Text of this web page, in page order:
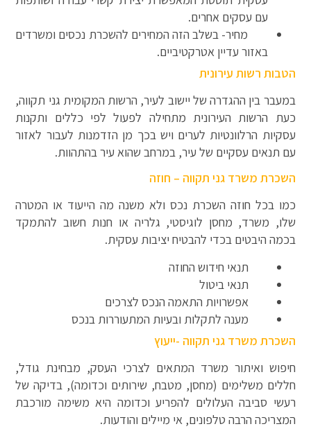
עם עסקים אחרים.
מחיר- בשלב הזה המחירים להשכרת נכסים ומשרדים
באזור עדיין אטרקטיביים.
הטבות רשות עירונית
במעבר בין ההגדרה של יישוב לעיר, הרשות המקומית גני תקווה,
כעת הרשות העירונית מתחילה לפעול לפי כללים ותקנות
עסקיות הרלוונטיות לערים ויש בכך מן הזדמנות לעבור לאזור
עם תנאים עסקיים של עיר, במרחב שהוא עיר בהתהוות.
השכרת משרד גני תקווה – חוזה
כמו בכל חוזה השכרת נכס ולא משנה מה הייעוד או המטרה
שלו, משרד, מחסן לוגיסטי, גלריה או חנות חשוב להתמקד
בכמה היבטים בכדי להבטיח יציבות עסקית.
תנאי חידוש החוזה
תנאי ביטול
אפשרויות התאמה הנכס לצרכים
מענה לתקלות ובעיות המתעוררות בנכס
השכרת משרד גני תקווה -ייעוץ
חיפוש ואיתור משרד המתאים לצרכי העסק, מבחינת גודל,
חללים משלימים (מחסן, מטבח, שירותים וכדומה), בדיקה של
רעשי סביבה העלולים להפריע וכדומה היא משימה מורכבת
המצריכה הרבה טלפונים, אי מיילים והודעות.